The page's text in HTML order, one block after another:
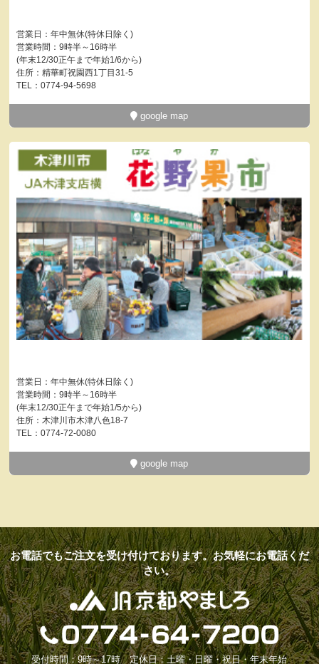
営業日：年中無休(特休日除く)
営業時間：9時半～16時半
(年末12/30正午まで年始1/6から)
住所：精華町祝園西1丁目31-5
TEL：0774-94-5698
google map
営業日：年中無休(特休日除く)
営業時間：9時半～16時半
(年末12/30正午まで年始1/5から)
住所：木津川市木津八色18-7
TEL：0774-72-0080
google map
お電話でもご注文を受け付けております。お気軽にお電話くだ
さい。
受付時間：9時～17時 定休日：土曜・日曜・祝日・年末年始